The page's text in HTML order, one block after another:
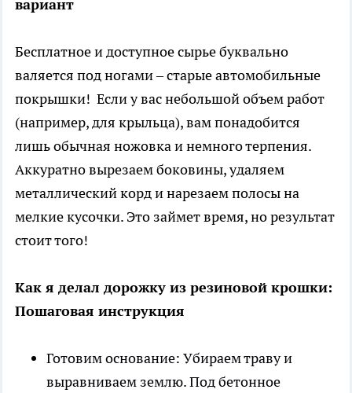
вариант
Бесплатное и доступное сырье буквально
валяется под ногами – старые автомобильные
покрышки! Если у вас небольшой объем работ
(например, для крыльца), вам понадобится
лишь обычная ножовка и немного терпения.
Аккуратно вырезаем боковины, удаляем
металлический корд и нарезаем полосы на
мелкие кусочки. Это займет время, но результат
стоит того!
Как я делал дорожку из резиновой крошки:
Пошаговая инструкция
Готовим основание: Убираем траву и
выравниваем землю. Под бетонное